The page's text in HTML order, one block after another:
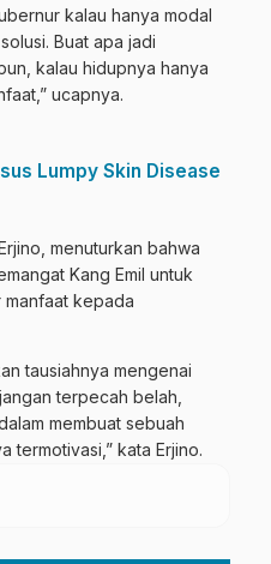
kalau hanya modal
Buat apa jadi
kalau hidupnya hanya
ucapnya.
Lumpy Skin Disease
menuturkan bahwa
Kang Emil untuk
kepada
tausiahnya mengenai
terpecah belah,
membuat sebuah
termotivasi,” kata Erjino.